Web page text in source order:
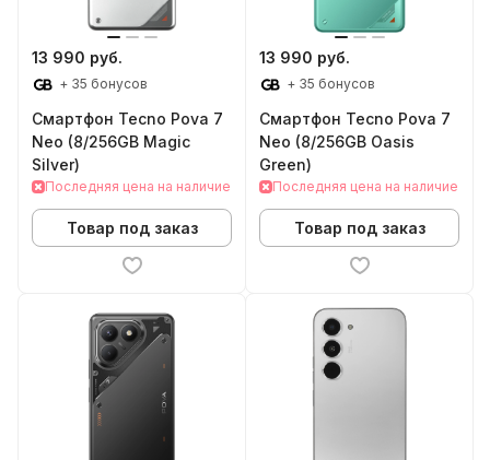
13 990 руб.
+ 35 бонусов
Смартфон Tecno Pova 7
Neo (8/256GB Magic
Silver)
Последняя цена на наличие
Товар под заказ
13 990 руб.
+ 35 бонусов
Смартфон Tecno Pova 7
Neo (8/256GB Oasis
Green)
Последняя цена на наличие
Товар под заказ